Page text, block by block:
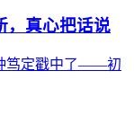
，真心把话说
笃定戳中了——初